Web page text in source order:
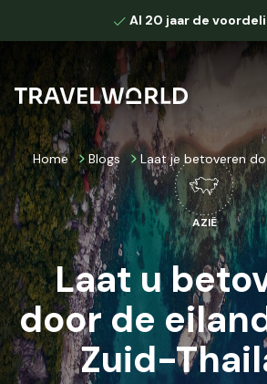
Al 20 jaar de
Bekijk alle
Home Blogs Laat je betoveren
AZIË
Laat u
door de
Zuid-